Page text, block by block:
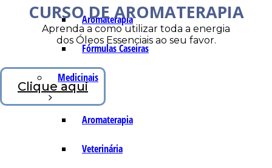
Aromaterapia
Fórmulas Caseiras
Medicinais
Aromaterapia
Veterinária
CURSO DE AROMATERAPIA
Aprenda a como utilizar toda a energia
dos Óleos Essenciais ao seu favor.
Clique aqui